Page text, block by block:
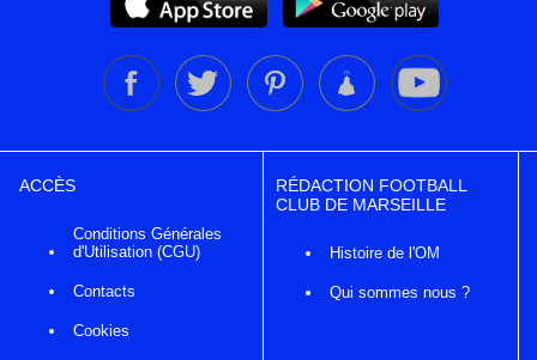
ACCÈS
Conditions Générales
d'Utilisation (CGU)
Contacts
Cookies
RÉDACTION FOOTBALL
CLUB DE MARSEILLE
Histoire de l'OM
Qui sommes nous ?